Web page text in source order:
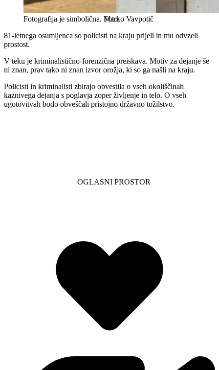
Fotografija je simbolična. Marko Vavpotič
81-letnega osumljenca so policisti na kraju prijeli in mu odvzeli
prostost.
V teku je kriminalistično-forenzična preiskava. Motiv za dejanje še
ni znan, prav tako ni znan izvor orožja, ki so ga našli na kraju.
Policisti in kriminalisti zbirajo obvestila o vseh okoliščinah
kaznivega dejanja s poglavja zoper življenje in telo. O vseh
ugotovitvah bodo obveščali pristojno državno tožilstvo.